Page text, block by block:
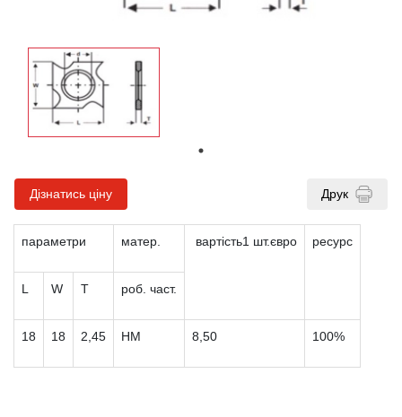
Дізнатись ціну Друк
параметри матер. вартість1 шт.євро ресурс
L W T роб. част.
18 18 2,45 HM 8,50 100%